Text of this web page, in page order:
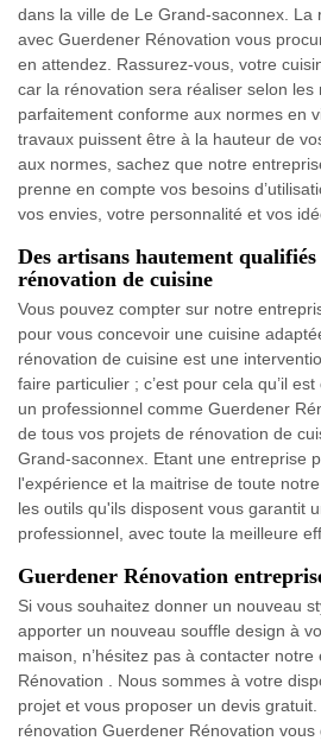
dans la ville de Le Grand-saconnex. La
avec Guerdener Rénovation vous
en attendez. Rassurez-vous, votre
car la rénovation sera réaliser selon les
parfaitement conforme aux normes en
travaux puissent être à la hauteur de
aux normes, sachez que notre
prenne en compte vos besoins
vos envies, votre personnalité et vos
Des artisans hautement
rénovation de cuisine
Vous pouvez compter sur notre
pour vous concevoir une cuisine
rénovation de cuisine est une
faire particulier ; c’est pour cela qu’il
un professionnel comme Guerdener
de tous vos projets de rénovation de
Grand-saconnex. Etant une entreprise
l'expérience et la maitrise de toute
les outils qu'ils disposent vous garantit
professionnel, avec toute la meilleure
Guerdener Rénovation
Si vous souhaitez donner un nouveau
apporter un nouveau souffle design à
maison, n’hésitez pas à contacter
Rénovation . Nous sommes à votre
projet et vous proposer un devis
rénovation Guerdener Rénovation